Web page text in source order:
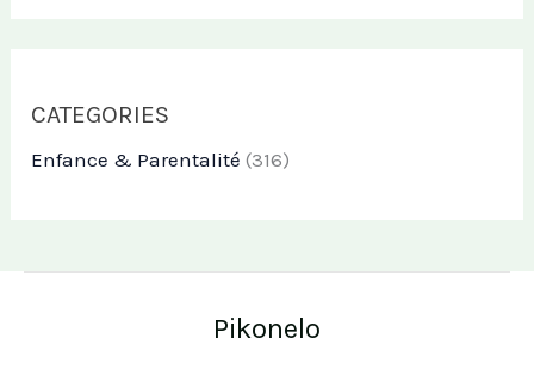
CATEGORIES
Enfance & Parentalité (316)
Pikonelo